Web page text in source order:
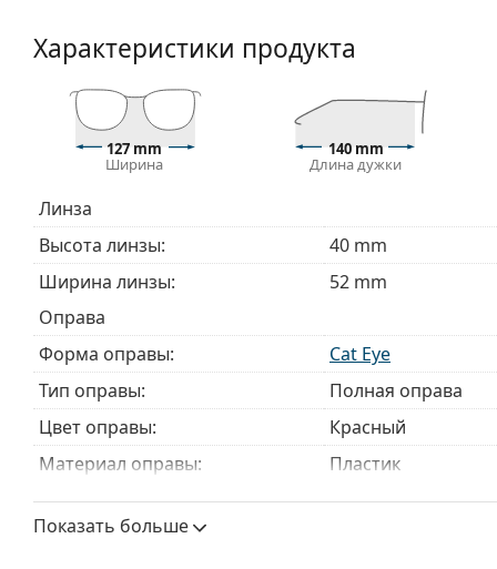
Прилагаемая салфетка идеально подходит для
могут поставляться с тканевым мешочком вместо
Изучите полный ассортимент очков, чтобы найти
руководством по очкам
, если вам нужна помощь в
Это медицинское изделие. Перед использованием
Характеристики продукта
127 mm
Ширина
140 mm
Длина дужки
Линза
Высота линзы:
40 mm
Ширина линзы:
52 mm
Оправа
Форма оправы:
Cat Eye
Тип оправы:
Полная оправа
Цвет оправы:
Красный
Материал оправы:
Пластик
Размер:
S
Ширина:
Показать больше